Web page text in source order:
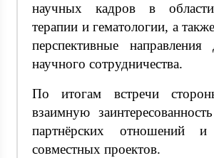
научных кадров в
терапии и гематологии, а
перспективные направления
научного сотрудничества.
По итогам встречи
взаимную
партнёрских отношений и
совместных проектов.